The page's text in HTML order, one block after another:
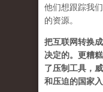
他们想跟踪我
的资源。
把互联网转换
决定的。更糟
了压制工具，
和压迫的国家入